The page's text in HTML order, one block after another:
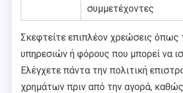
συμμετέχοντες
Σκεφτείτε επιπλέον χρεώσεις όπως
υπηρεσιών ή φόρους που μπορεί να
Ελέγχετε πάντα την πολιτική
χρημάτων πριν από την αγορά,